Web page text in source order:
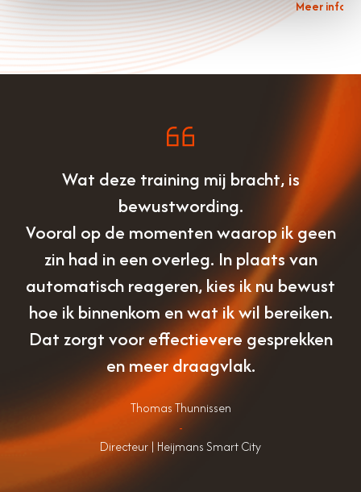
Meer
Wat deze training mij bracht, is
bewustwording.
Vooral op de momenten waarop ik geen
zin had in een overleg. In plaats van
automatisch reageren, kies ik nu bewust
hoe ik binnenkom en wat ik wil bereiken.
Dat zorgt voor effectievere gesprekken
en meer draagvlak.
Thomas Thunnissen
-
Directeur | Heijmans Smart City